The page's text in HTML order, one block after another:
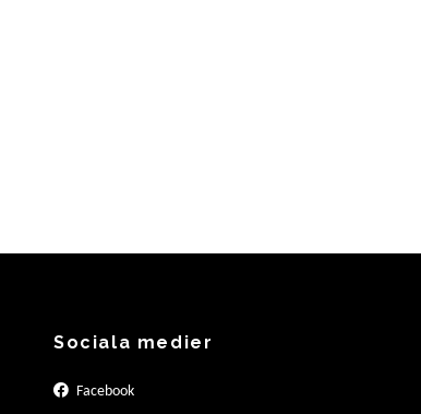
Sociala medier
Facebook